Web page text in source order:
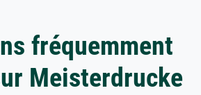
fréquemment
Meisterdrucke